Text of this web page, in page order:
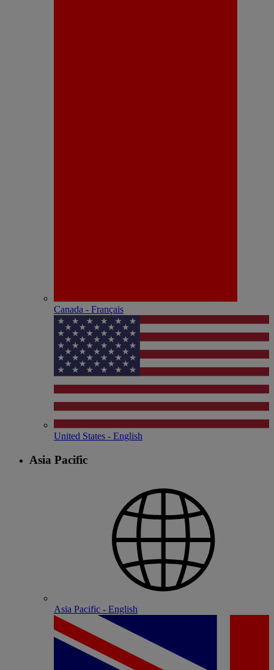
Canada - Français
United States - English
Asia Pacific
Asia Pacific - English